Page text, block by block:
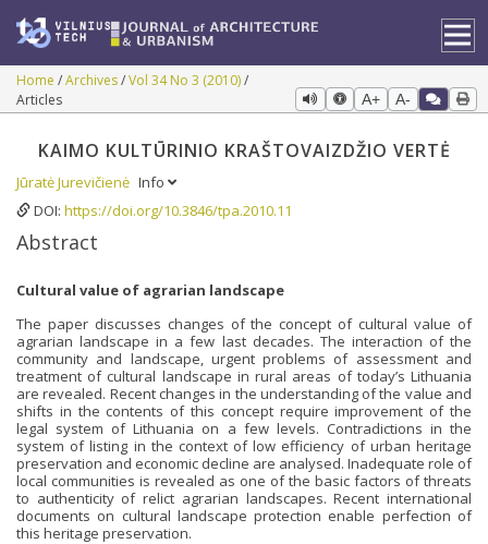
Home Archives Vol 34 No 3 (2010)
Articles
A+ A-
KAIMO KULTŪRINIO KRAŠTOVAIZDŽIO VERTĖ
Jūratė Jurevičienė Info
DOI: https://doi.org/10.3846/tpa.2010.11
Abstract
Cultural value of agrarian landscape
The paper discusses changes of the concept of cultural value of
agrarian landscape in a few last decades. The interaction of the
community and landscape, urgent problems of assessment and
treatment of cultural landscape in rural areas of today’s Lithuania
are revealed. Recent changes in the understanding of the value and
shifts in the contents of this concept require improvement of the
legal system of Lithuania on a few levels. Contradictions in the
system of listing in the context of low efficiency of urban heritage
preservation and economic decline are analysed. Inadequate role of
local communities is revealed as one of the basic factors of threats
to authenticity of relict agrarian landscapes. Recent international
documents on cultural landscape protection enable perfection of
this heritage preservation.